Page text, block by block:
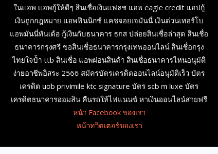
ในแอพ แอพกู้ให้ดีๆ สินเชื่อเงินแฟลช แอพ eagle credit แอปกู้
เงินถูกกฎหมาย แอพฟินนิกซ์ แคชจอยเจมันนี่ เงินด่วนเทอร์โบ
แอพมันนี่ทันเด้อ กู้เงินกับธนาคาร ธกส ปล่อยสินเชื่อล่าสุด สินเชื่อ
ธนาคารกรุงศรี ขอสินเชื่อธนาคารกรุงเทพออนไลน์ สินเชื่อกรุง
ไทยใจป้ำ ttb สินเชื่อ แอพผ่อนสินค้า สินเชื่อธนาคารไหนอนุมัติ
ง่ายอาชีพอิสระ 2566 สมัครบัตรเครดิตออนไลน์อนุมัติเร็ว บัตร
เครดิต uob privimile ktc signature บัตร scb m luxe บัตร
เครดิตธนาคารออมสิน คืนรถให้ไฟแนนซ์ หาเงินออนไลน์สายฟรี
หน้า Facebook ของเรา
หน้าทวิตเตอร์ของเรา